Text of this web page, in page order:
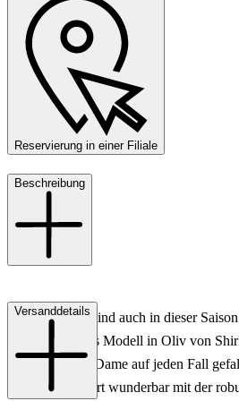
Reservierung in einer Filiale
Beschreibung
Chelsea Boots sind auch in dieser
Vor allem dieses Modell in Oliv von
modebewusste Dame auf jeden Fall
Leder harmoniert wunderbar mit der
Versanddetails